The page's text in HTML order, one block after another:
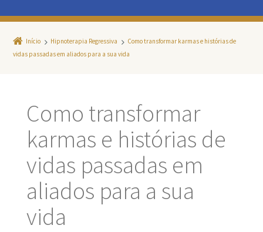
Início Hipnoterapia Regressiva
Como transformar karmas e histórias de
vidas passadas em aliados para a sua vida
Como transformar
karmas e histórias de
vidas passadas em
aliados para a sua
vida